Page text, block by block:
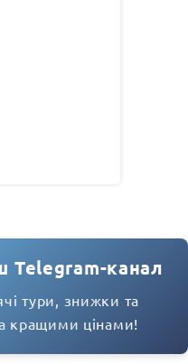
Telegram-канал
тури, знижки та
кращими цінами!